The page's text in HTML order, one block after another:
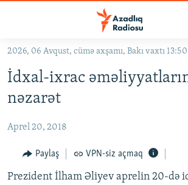
Əsas
qayıt
Əsas
qayıt
#ƏSLINDƏ
FƏRQƏ BAX
QANUNI DOĞRU
2026, 06 Avqust, cümə axşamı, Bakı vaxtı 13:50
İdxal-ixrac
nəzarət
Aprel 20, 2018
Paylaş VPN-siz açmaq
Prezident İlham Əliyev aprelin 20-də